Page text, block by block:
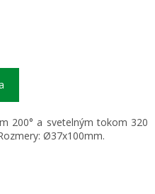
200° a svetelným tokom 320
Ø37x100mm.